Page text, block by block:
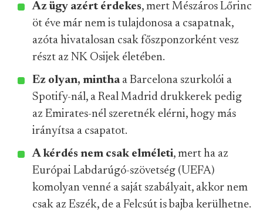
Az ügy azért érdekes, mert Mészáros Lőrinc
öt éve már nem is tulajdonosa a csapatnak,
azóta hivatalosan csak főszponzorként vesz
részt az NK Osijek életében.
Ez olyan, minthaa Barcelona szurkolói a
Spotify-nál, a Real Madrid drukkerek pedig
az Emirates-nél szeretnék elérni, hogy más
irányítsa a csapatot.
A kérdés nem csak elméleti, mert ha az
Európai Labdarúgó-szövetség (UEFA)
komolyan venné a saját szabályait, akkor nem
csak az Eszék, de a Felcsút is bajba kerülhetne.